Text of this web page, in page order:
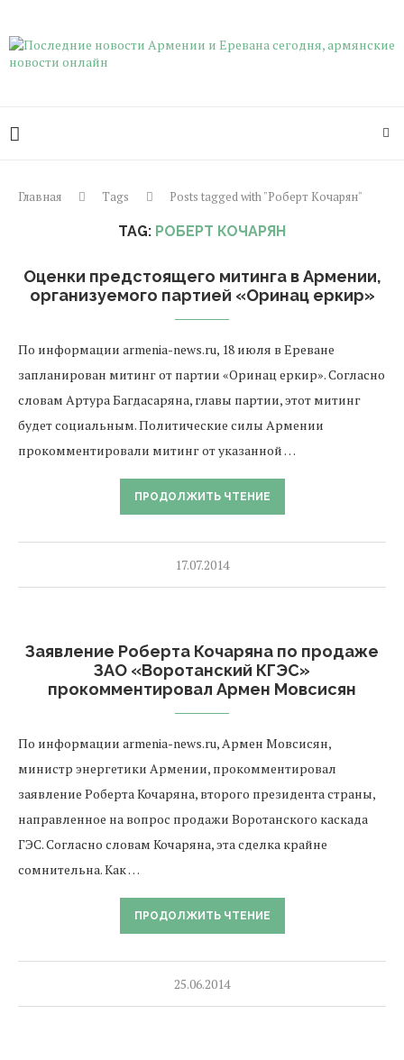
Главная Tags Posts tagged with "Роберт Кочарян"
TAG: РОБЕРТ КОЧАРЯН
Оценки предстоящего митинга в Армении,
организуемого партией «Оринац еркир»
По информации armenia-news.ru, 18 июля в Ереване
запланирован митинг от партии «Оринац еркир». Согласно
словам Артура Багдасаряна, главы партии, этот митинг
будет социальным. Политические силы Армении
прокомментировали митинг от указанной …
ПРОДОЛЖИТЬ ЧТЕНИЕ
17.07.2014
Заявление Роберта Кочаряна по продаже
ЗАО «Воротанский КГЭС»
прокомментировал Армен Мовсисян
По информации armenia-news.ru, Армен Мовсисян,
министр энергетики Армении, прокомментировал
заявление Роберта Кочаряна, второго президента страны,
направленное на вопрос продажи Воротанского каскада
ГЭС. Согласно словам Кочаряна, эта сделка крайне
сомнительна. Как …
ПРОДОЛЖИТЬ ЧТЕНИЕ
25.06.2014